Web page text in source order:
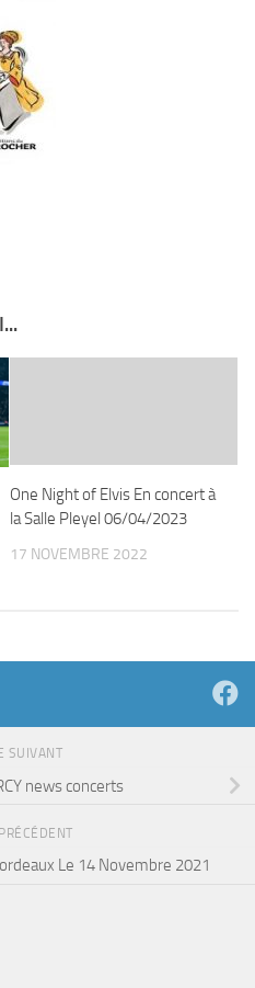
One Night of Elvis En concert à
la Salle Pleyel 06/04/2023
17 NOVEMBRE 2022
SUIVANT
news concerts
Le 14 Novembre 2021